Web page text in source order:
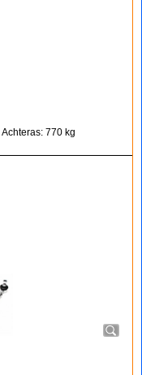
Achteras: 770 kg